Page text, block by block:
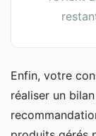
Enfin, votre
réaliser un